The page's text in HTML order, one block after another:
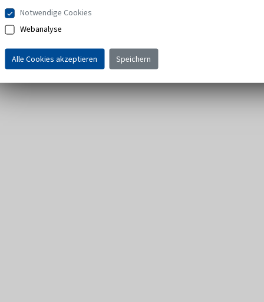
Notwendige Cookies
Webanalyse
Alle Cookies akzeptieren Speichern